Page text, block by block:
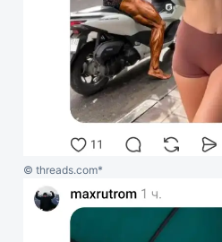
© threads.com*